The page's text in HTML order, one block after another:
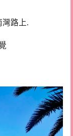
灣路上.